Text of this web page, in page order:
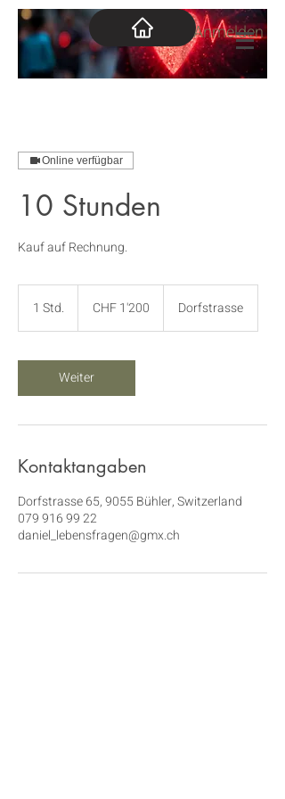
Anmelden
Online verfügbar
10 Stunden
Kauf auf Rechnung.
1 Std.
d
Franken
CHF 1'200 Dorfstrasse
Weiter
Kontaktangaben
Dorfstrasse 65, 9055 Bühler, Switzerland
079 916 99 22
daniel_lebensfragen@gmx.ch